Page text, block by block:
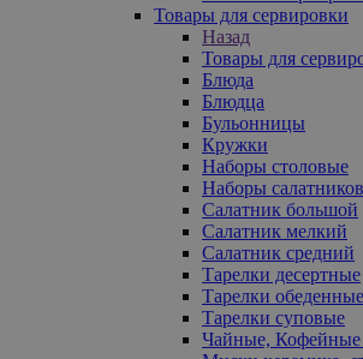
Товары для сервировки
Назад
Товары для
Блюда
Блюдца
Бульонницы
Кружки
Наборы столовые
Наборы салатников
Салатник большой
Салатник мелкий
Салатник средний
Тарелки десертные
Тарелки обеденные
Тарелки суповые
Чайные, Кофейные